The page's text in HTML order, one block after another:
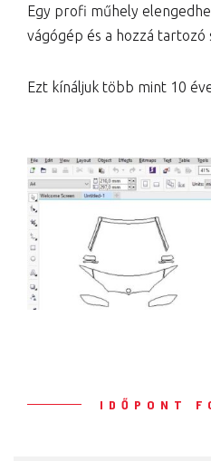
Egy profi műhely
vágógép és a hozzá tartozó
Ezt kínáljuk több mint 10
IDŐPONT